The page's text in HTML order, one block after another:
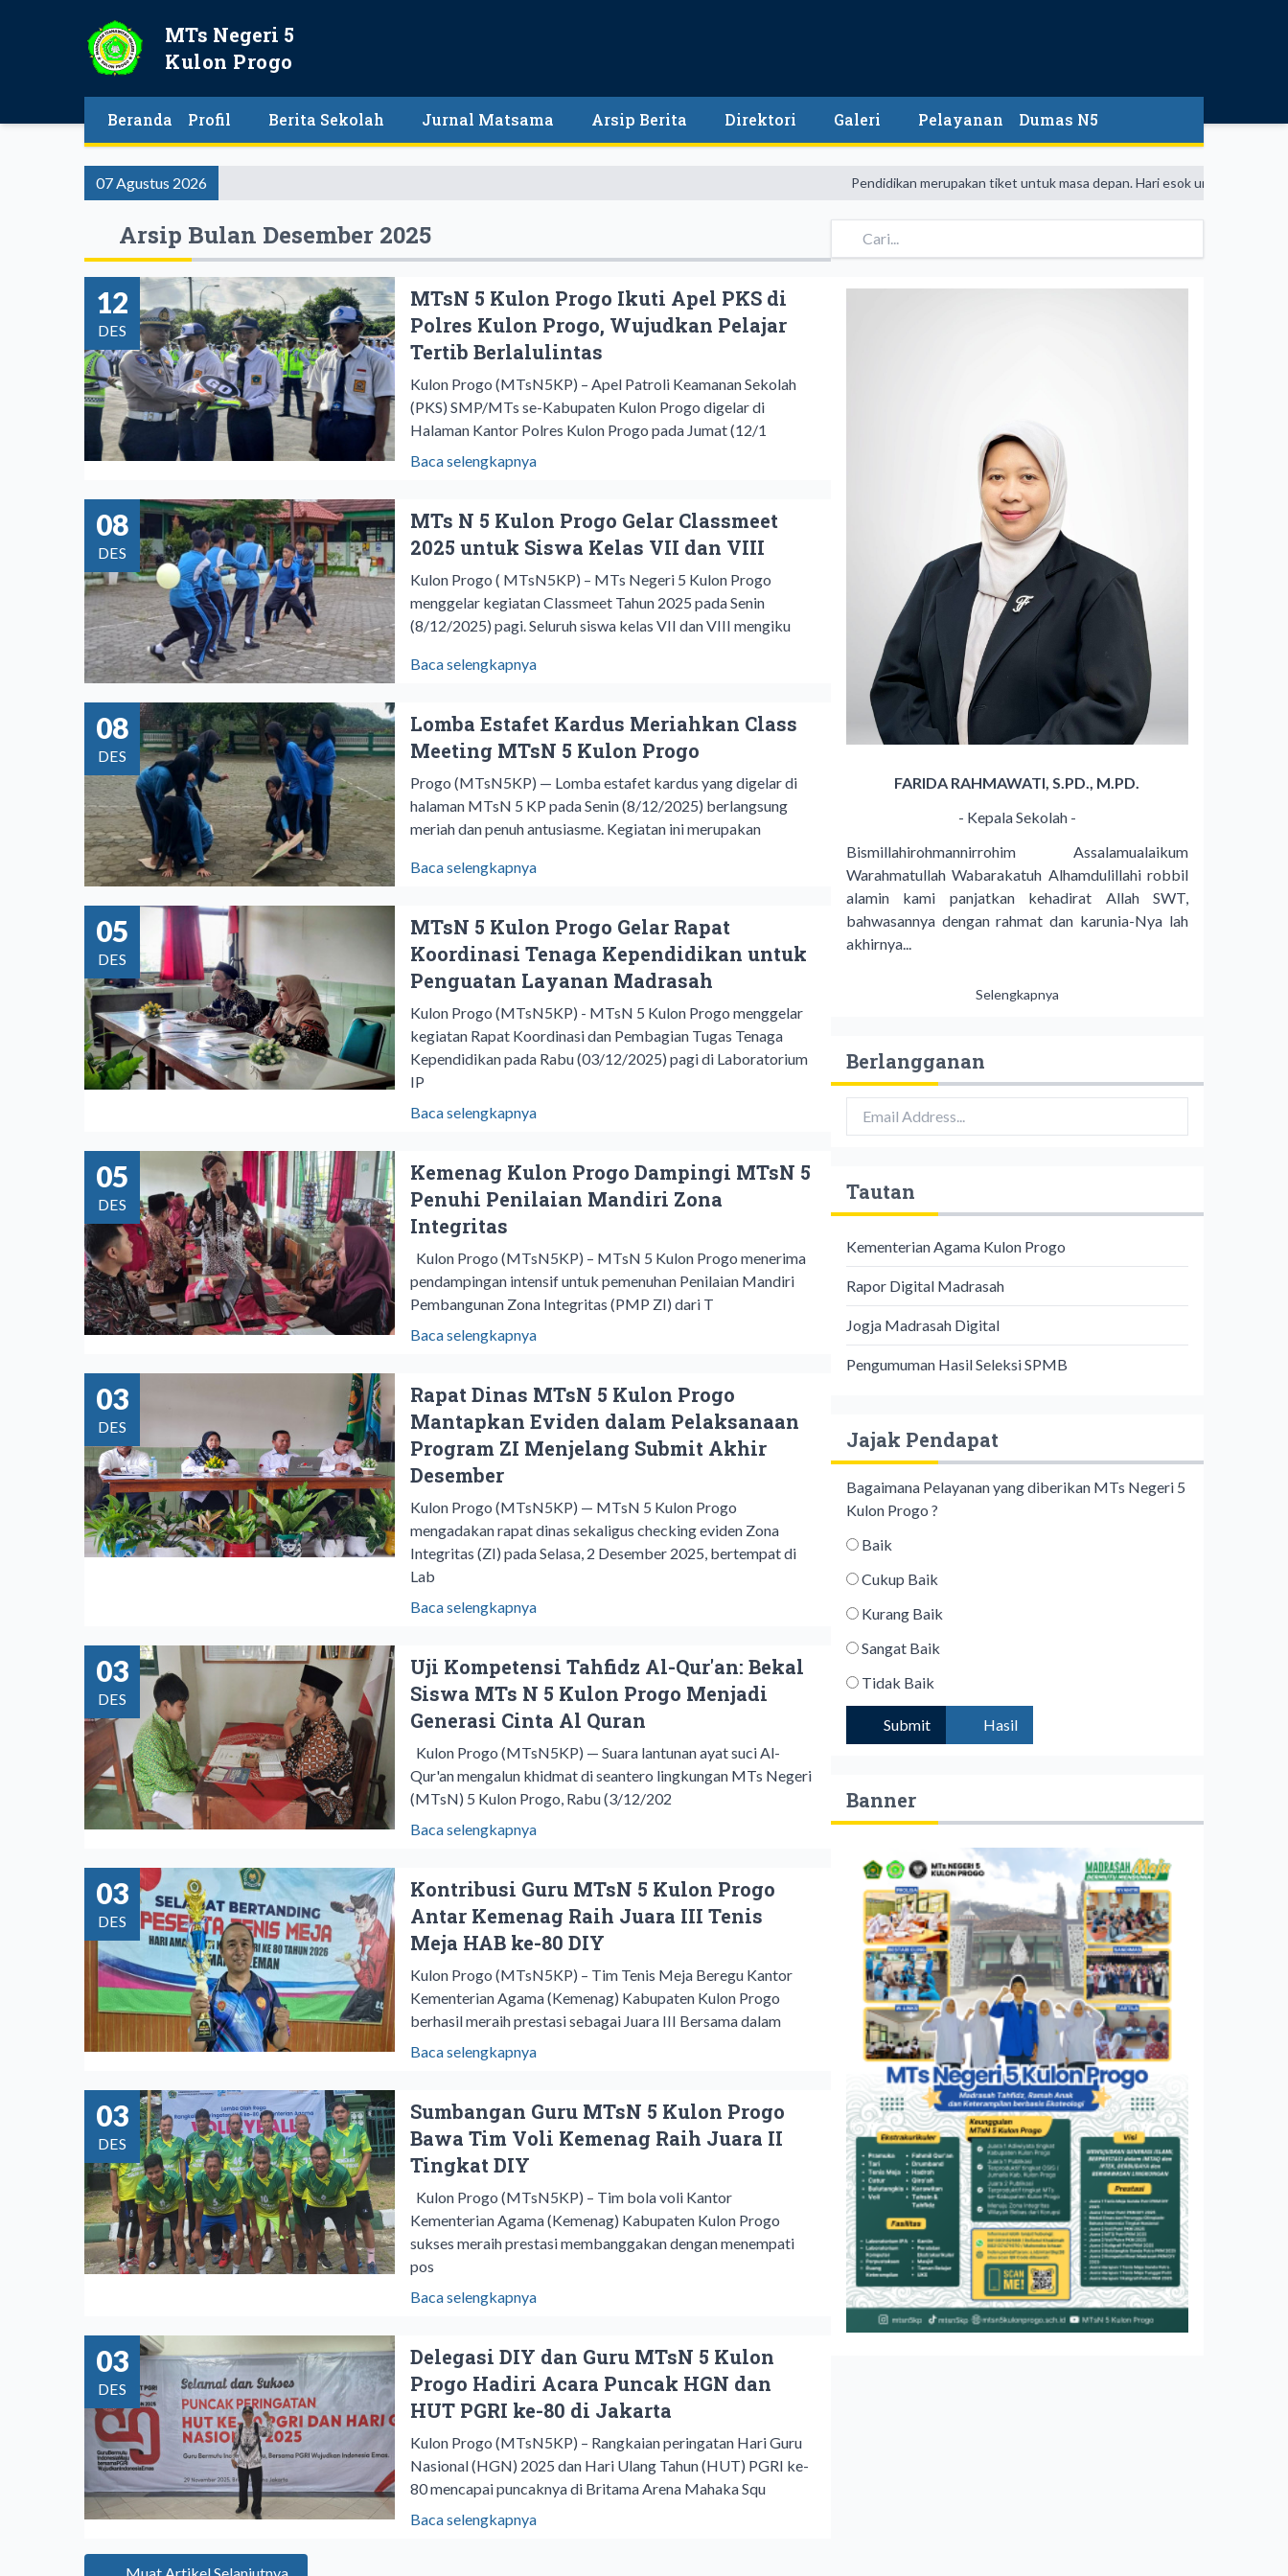
MTs Negeri 5
Kulon Progo
Beranda Profil Berita Sekolah Jurnal Matsama Arsip Berita Direktori Galeri Pelayanan Dumas N5
07 Agustus 2026 Pendidikan merupakan tiket untuk masa depan. Hari esok untuk orang-orang yang
Arsip Bulan Desember 2025
12
DES
MTsN 5 Kulon Progo Ikuti Apel PKS di
Polres Kulon Progo, Wujudkan Pelajar
Tertib Berlalulintas
Kulon Progo (MTsN5KP) – Apel Patroli Keamanan Sekolah
(PKS) SMP/MTs se-Kabupaten Kulon Progo digelar di
Halaman Kantor Polres Kulon Progo pada Jumat (12/1
Baca selengkapnya
08
DES
MTs N 5 Kulon Progo Gelar Classmeet
2025 untuk Siswa Kelas VII dan VIII
Kulon Progo ( MTsN5KP) – MTs Negeri 5 Kulon Progo
menggelar kegiatan Classmeet Tahun 2025 pada Senin
(8/12/2025) pagi. Seluruh siswa kelas VII dan VIII mengiku
Baca selengkapnya
08
DES
Lomba Estafet Kardus Meriahkan Class
Meeting MTsN 5 Kulon Progo
Progo (MTsN5KP) — Lomba estafet kardus yang digelar di
halaman MTsN 5 KP pada Senin (8/12/2025) berlangsung
meriah dan penuh antusiasme. Kegiatan ini merupakan
Baca selengkapnya
05
DES
MTsN 5 Kulon Progo Gelar Rapat
Koordinasi Tenaga Kependidikan untuk
Penguatan Layanan Madrasah
Kulon Progo (MTsN5KP) - MTsN 5 Kulon Progo menggelar
kegiatan Rapat Koordinasi dan Pembagian Tugas Tenaga
Kependidikan pada Rabu (03/12/2025) pagi di Laboratorium
IP
Baca selengkapnya
05
DES
Kemenag Kulon Progo Dampingi MTsN 5
Penuhi Penilaian Mandiri Zona
Integritas
Kulon Progo (MTsN5KP) – MTsN 5 Kulon Progo menerima
pendampingan intensif untuk pemenuhan Penilaian Mandiri
Pembangunan Zona Integritas (PMP ZI) dari T
Baca selengkapnya
03
DES
Rapat Dinas MTsN 5 Kulon Progo
Mantapkan Eviden dalam Pelaksanaan
Program ZI Menjelang Submit Akhir
Desember
Kulon Progo (MTsN5KP) — MTsN 5 Kulon Progo
mengadakan rapat dinas sekaligus checking eviden Zona
Integritas (ZI) pada Selasa, 2 Desember 2025, bertempat di
Lab
Baca selengkapnya
03
DES
Uji Kompetensi Tahfidz Al-Qur'an: Bekal
Siswa MTs N 5 Kulon Progo Menjadi
Generasi Cinta Al Quran
Kulon Progo (MTsN5KP) — Suara lantunan ayat suci Al-
Qur'an mengalun khidmat di seantero lingkungan MTs Negeri
(MTsN) 5 Kulon Progo, Rabu (3/12/202
Baca selengkapnya
03
DES
Kontribusi Guru MTsN 5 Kulon Progo
Antar Kemenag Raih Juara III Tenis
Meja HAB ke-80 DIY
Kulon Progo (MTsN5KP) – Tim Tenis Meja Beregu Kantor
Kementerian Agama (Kemenag) Kabupaten Kulon Progo
berhasil meraih prestasi sebagai Juara III Bersama dalam
Baca selengkapnya
03
DES
Sumbangan Guru MTsN 5 Kulon Progo
Bawa Tim Voli Kemenag Raih Juara II
Tingkat DIY
Kulon Progo (MTsN5KP) – Tim bola voli Kantor
Kementerian Agama (Kemenag) Kabupaten Kulon Progo
sukses meraih prestasi membanggakan dengan menempati
pos
Baca selengkapnya
03
DES
Delegasi DIY dan Guru MTsN 5 Kulon
Progo Hadiri Acara Puncak HGN dan
HUT PGRI ke-80 di Jakarta
Kulon Progo (MTsN5KP) – Rangkaian peringatan Hari Guru
Nasional (HGN) 2025 dan Hari Ulang Tahun (HUT) PGRI ke-
80 mencapai puncaknya di Britama Arena Mahaka Squ
Baca selengkapnya
FARIDA RAHMAWATI, S.PD., M.PD.
- Kepala Sekolah -
Bismillahirohmannirrohim Assalamualaikum
Warahmatullah Wabarakatuh Alhamdulillahi robbil
alamin kami panjatkan kehadirat Allah SWT,
bahwasannya dengan rahmat dan karunia-Nya lah
akhirnya...
Selengkapnya
Berlangganan
Tautan
Kementerian Agama Kulon Progo
Rapor Digital Madrasah
Jogja Madrasah Digital
Pengumuman Hasil Seleksi SPMB
Jajak Pendapat
Bagaimana Pelayanan yang diberikan MTs Negeri 5
Kulon Progo ?
Baik
Cukup Baik
Kurang Baik
Sangat Baik
Tidak Baik
Submit Hasil
Banner